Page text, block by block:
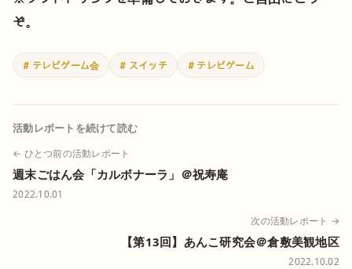
ぞ。
# テレビゲーム会 # スイッチ # テレビゲーム
活動レポートを続けて読む
← ひとつ前の活動レポート
週末ごはん会「カルボナーラ」＠祝寿庵
2022.10.01
次の活動レポート →
【第13回】あんこ研究会＠倉敷美観地区
2022.10.02